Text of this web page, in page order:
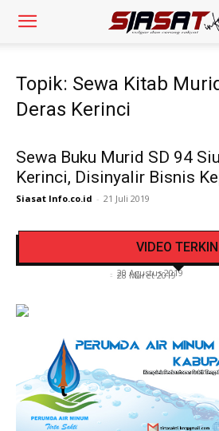
Topik: Sewa Kitab
Deras Kerinci
Sewa Buku Murid SD 94
Kerinci, Disinyalir Bisnis
Siasat Info.co.id - 21 Juli 2019
VIDEO
Video Detik Evakuasi Jasad
- 20 Agustus 2019
Lantas Polres Kerinci Beri
- 28 Maret 2019